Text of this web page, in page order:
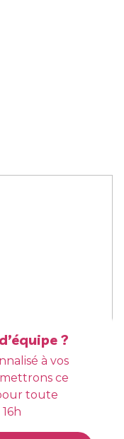
?
à vos
ce
toute